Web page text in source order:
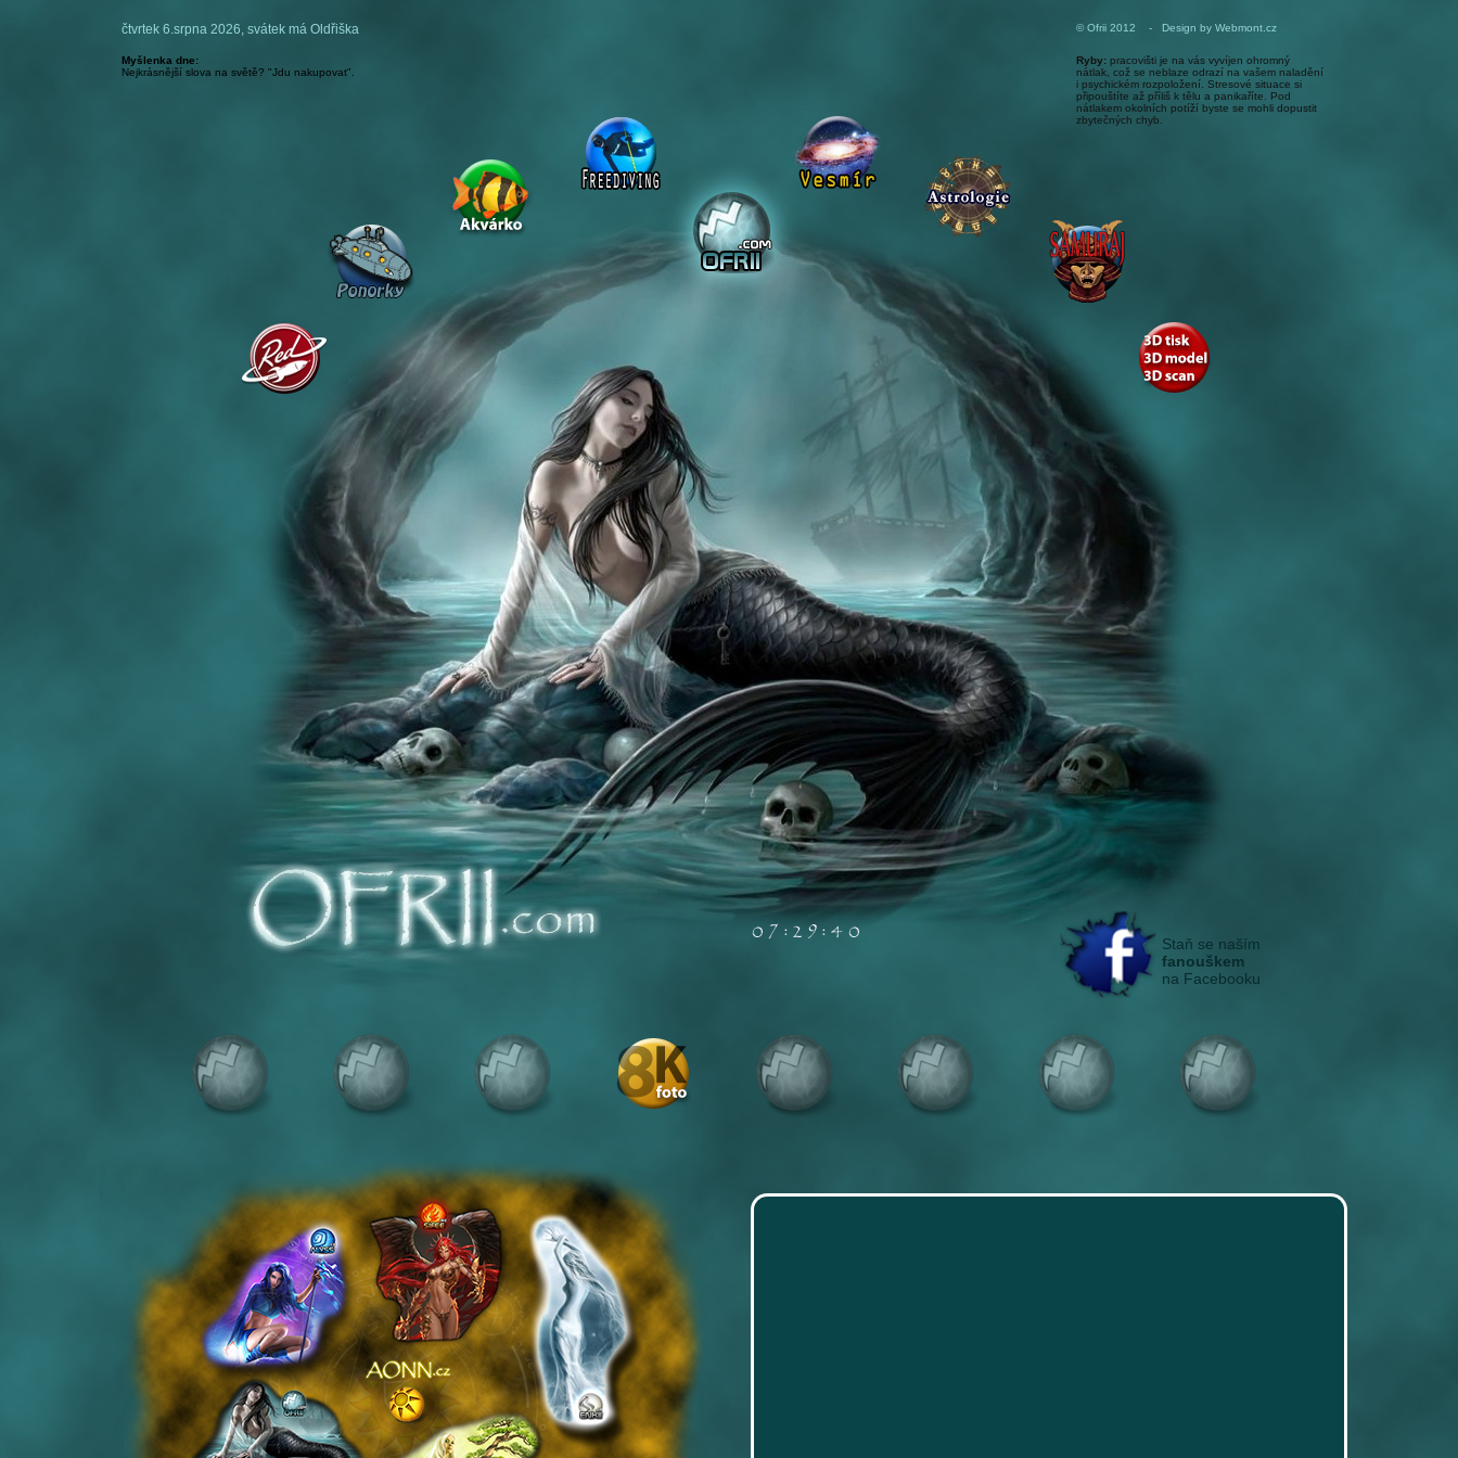
čtvrtek 6.srpna 2026, svátek má Oldřiška
Myšlenka dne:
Nejkrásnější slova na světě? "Jdu nakupovat".
Ryby: pracovišti je na vás vyvíjen ohromný
nátlak, což se neblaze odrazí na vašem naladění
i psychickém rozpoložení. Stresové situace si
připouštíte až příliš k tělu a panikaříte. Pod
nátlakem okolních potíží byste se mohli dopustit
zbytečných chyb.
© Ofrii 2012 - Design by Webmont.cz
Staň se naším
fanouškem
na Facebooku